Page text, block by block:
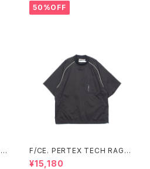
50%OFF
F/CE. PERTEX TECH RAGL
AN TEE (Sax、Black)
¥15,180